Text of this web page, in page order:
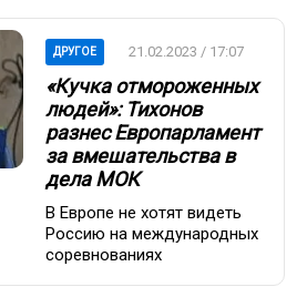
ДРУГОЕ 21.02.2023 / 17:07
«Кучка отмороженных
людей»: Тихонов
разнес Европарламент
за вмешательства в
дела МОК
В Европе не хотят видеть
Россию на международных
соревнованиях